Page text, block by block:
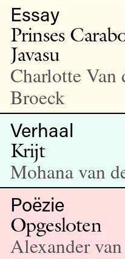
Essay
Prinses
Javasu
Charlotte Van
Broeck
Verhaal
Krijt
Mohana van
Poëzie
Opgesloten
Alexander